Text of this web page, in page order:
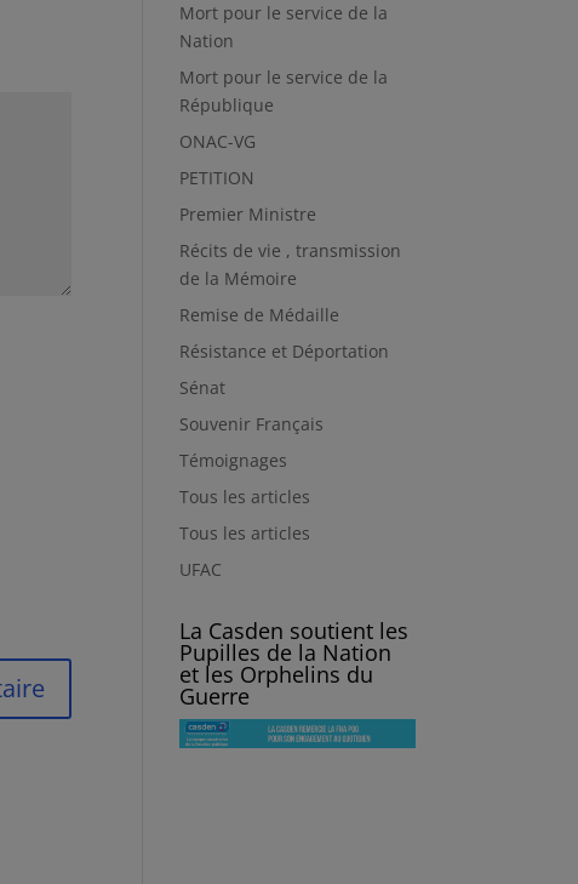
Mort pour le service de la
Nation
Mort pour le service de la
République
ONAC-VG
PETITION
Premier Ministre
Récits de vie , transmission
de la Mémoire
Remise de Médaille
Résistance et Déportation
Sénat
Souvenir Français
Témoignages
Tous les articles
Tous les articles
UFAC
La Casden soutient les
Pupilles de la Nation
et les Orphelins du
Guerre